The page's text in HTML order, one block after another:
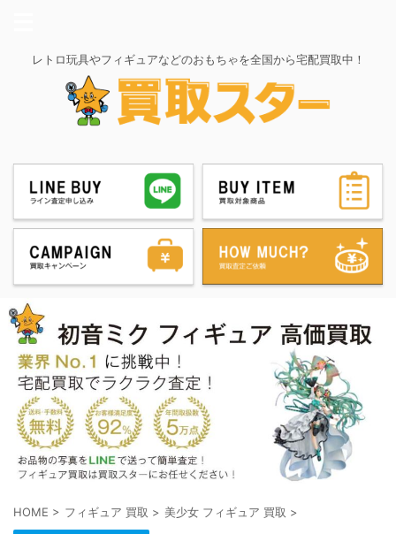
レトロ玩具やフィギュアなどのおもちゃを全国から宅配買取中！
HOME > フィギュア 買取 > 美少女 フィギュア 買取 >